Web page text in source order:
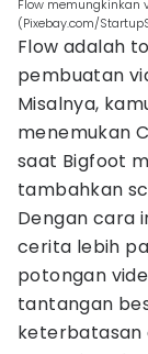
Flow memungkinkan
(Pixebay.com/
Flow adalah
pembuatan
Misalnya,
menemukan
saat Bigfoot
tambahkan
Dengan cara
cerita lebih
potongan
tantangan
keterbatasan